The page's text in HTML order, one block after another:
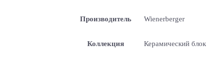
Производитель Wienerberger
Коллекция Керамический блок